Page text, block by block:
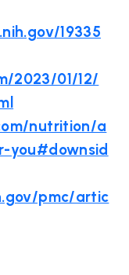
19335
2023/01/12/
nutrition/a
you#downsid
pmc/artic